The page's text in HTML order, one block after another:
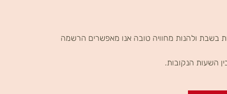
בשבת ולהנות מחוויה טובה אנו מאפשרים הרשמה
השעות הנקובות.